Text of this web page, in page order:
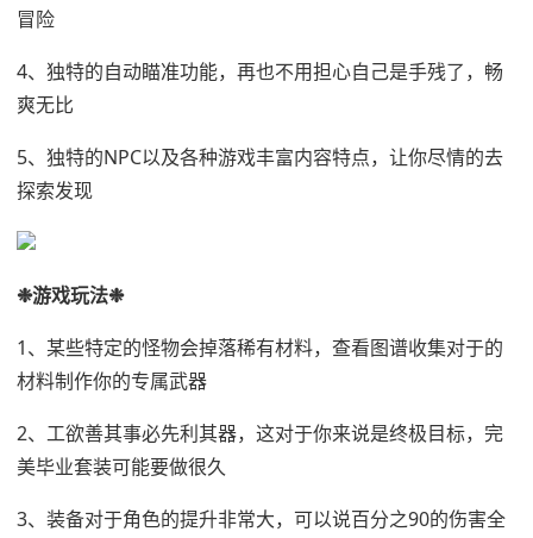
冒险
4、独特的自动瞄准功能，再也不用担心自己是手残了，畅
爽无比
5、独特的NPC以及各种游戏丰富内容特点，让你尽情的去
探索发现
❉游戏玩法❉
1、某些特定的怪物会掉落稀有材料，查看图谱收集对于的
材料制作你的专属武器
2、工欲善其事必先利其器，这对于你来说是终极目标，完
美毕业套装可能要做很久
3、装备对于角色的提升非常大，可以说百分之90的伤害全